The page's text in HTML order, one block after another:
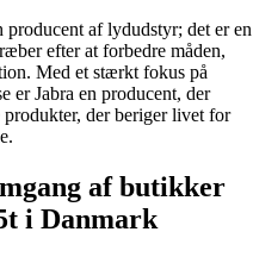
producent af lydudstyr; det er en
efter at forbedre måden,
Med et stærkt fokus på
er Jabra en producent, der
der beriger livet for
af butikker
i Danmark